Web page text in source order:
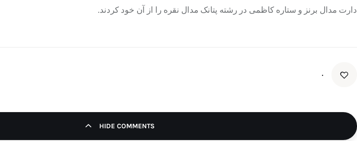
دارت مدال برنز و ستاره کاظمی در رشته پتانک مدال نقره را از آن خود کردند.
۰
HIDE COMMENTS